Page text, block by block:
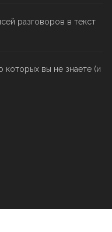
разговоров в текст
которых вы не знаете (и